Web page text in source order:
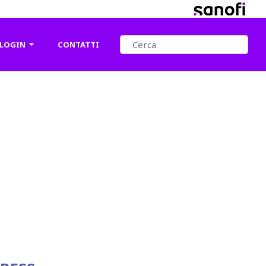
LOGIN CONTATTI
Cerca